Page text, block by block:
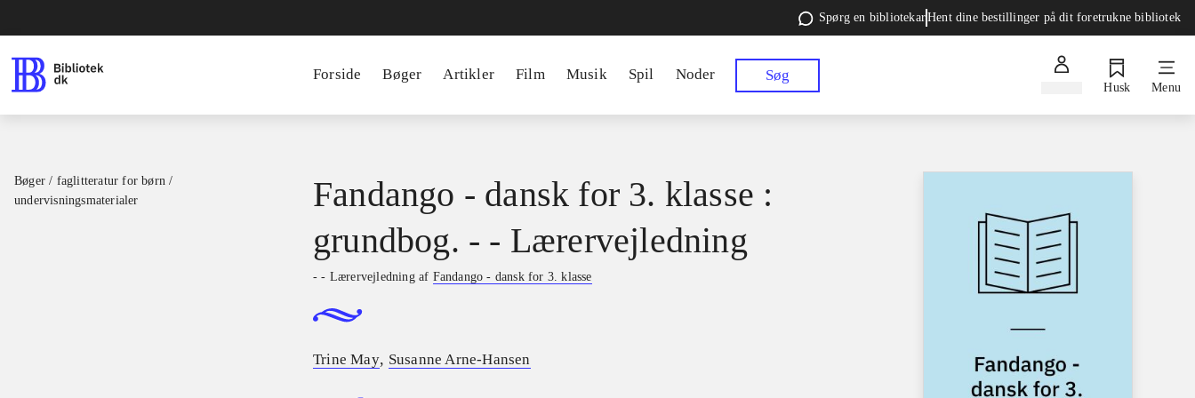
Spørg en bibliotekarHent dine bestillinger på dit foretrukne bibliotek
Forside Bøger Artikler Film Musik Spil Noder Søg
Husk Menu
Bøger / faglitteratur for børn /
undervisningsmaterialer
Fandango - dansk for 3. klasse :
grundbog. - - Lærervejledning
- - Lærervejledning af Fandango - dansk for 3. klasse
Trine May, Susanne Arne-Hansen